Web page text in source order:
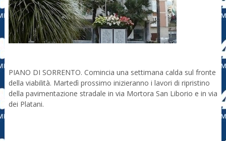
PIANO DI SORRENTO. Comincia una settimana calda sul fronte
della viabilità. Martedì prossimo inizieranno i lavori di ripristino
della pavimentazione stradale in via Mortora San Liborio e in via
dei Platani.